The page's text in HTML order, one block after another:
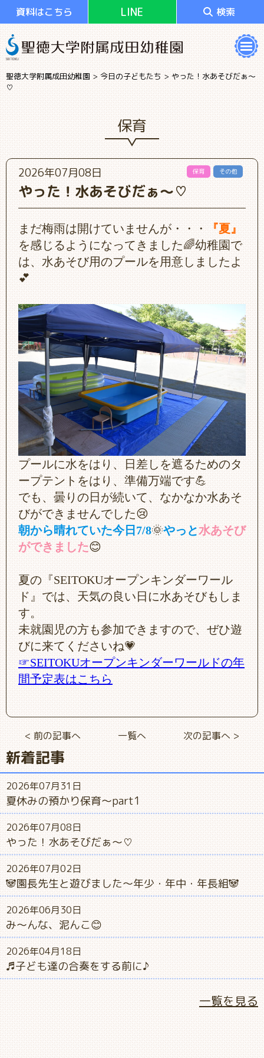
資料はこちら LINE 検索
聖徳大学附属成田幼稚園>今日の子どもたち>やった！水あそびだぁ～
♡
保育
新着記事
2026年07月31日
夏休みの預かり保育～part1
2026年07月08日
やった！水あそびだぁ～♡
2026年07月02日
🐼園長先生と遊びました～年少・年中・年長組🐼
2026年06月30日
み～んな、泥んこ😊
2026年04月18日
♬子ども達の合奏をする前に♪
一覧を見る
2026年07月08日
やった！水あそびだぁ～♡
保育 その他
まだ梅雨は開けていませんが・・・『夏』
を感じるようになってきました🌈幼稚園で
は、水あそび用のプールを用意しましたよ
💕
プールに水をはり、日差しを遮るためのタ
ープテントをはり、準備万端です💪
でも、曇りの日が続いて、なかなか水あそ
びができませんでした😢
朝から晴れていた今日7/8🌞やっと水あそび
ができました😊
夏の『SEITOKUオープンキンダーワール
ド』では、天気の良い日に水あそびもしま
す。
未就園児の方も参加できますので、ぜひ遊
びに来てくださいね💗
☞SEITOKUオープンキンダーワールドの年
間予定表はこちら
< 前の記事へ 一覧へ 次の記事へ >